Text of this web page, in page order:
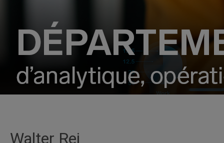
Walter Rei